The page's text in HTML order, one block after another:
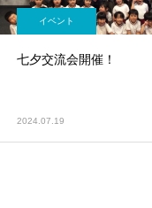
イベント
七夕交流会開催！
2024.07.19